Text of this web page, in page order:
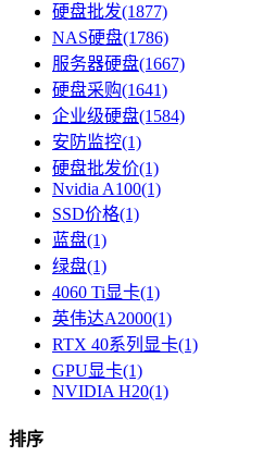
硬盘批发(1877)
NAS硬盘(1786)
服务器硬盘(1667)
硬盘采购(1641)
企业级硬盘(1584)
安防监控(1)
硬盘批发价(1)
Nvidia A100(1)
SSD价格(1)
蓝盘(1)
绿盘(1)
4060 Ti显卡(1)
英伟达A2000(1)
RTX 40系列显卡​(1)
GPU显卡​(1)
NVIDIA H20(1)
排序